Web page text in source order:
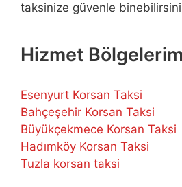
taksinize güvenle
Hizmet
Esenyurt Korsan Taksi
Bahçeşehir Korsan Taksi
Büyükçekmece Korsan Taksi
Hadımköy Korsan Taksi
Tuzla korsan taksi